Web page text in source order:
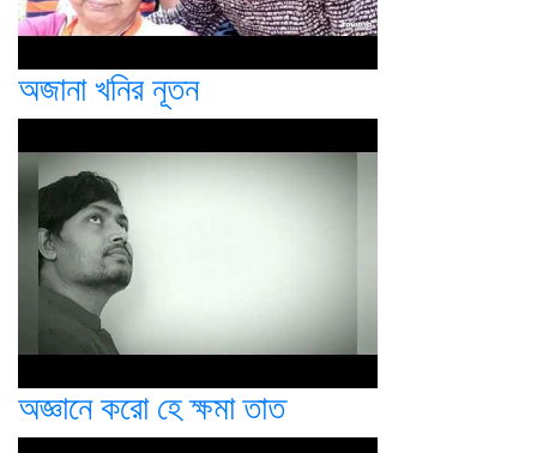
অজানা খনির নূতন
অজ্ঞানে করো হে ক্ষমা তাত